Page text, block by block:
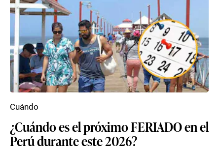
¿Cuándo es el próximo FERIADO en el
Perú durante este 2026?
Cuándo